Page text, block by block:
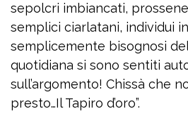
sepolcri imbiancati,
semplici ciarlatani, individui
semplicemente bisognosi
quotidiana si sono sentiti
sull’argomento! Chissà che
presto…Il Tapiro d’oro”.